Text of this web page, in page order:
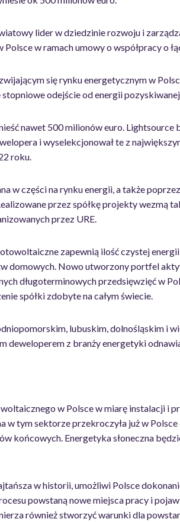
lider w dziedzinie rozwoju i
w ramach umowy o współpracy o
się rynku energetycznym w
odejście od energii pozyskiwanej
nawet 500 milionów euro. Lightsource
i wyselekcjonował te z
roku.
w części na rynku energii, a także
przez spółkę projekty wezmą
przez URE.
zapewnią ilość czystej
domowych. Nowo utworzony portfel
długoterminowych przedsięwzięć w
spółki zdobyte na całym świecie.
lubuskim, dolnośląskim i
deweloperem z branży energetyki
w Polsce w miarę instalacji i
tym sektorze przekroczyła już w
końcowych. Energetyka słoneczna
w historii, umożliwi Polsce
powstaną nowe miejsca pracy i
również stworzyć warunki dla